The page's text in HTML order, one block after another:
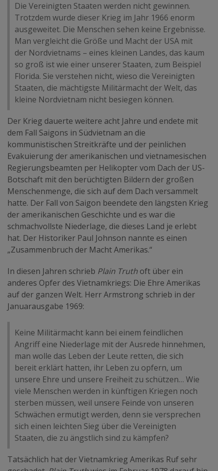
Die Vereinigten Staaten werden nicht gewinnen.
Trotzdem wurde dieser Krieg im Jahr 1966 enorm
ausgeweitet. Die Menschen sehen keine Ergebnisse.
Man vergleicht die Größe und Macht der USA mit
der Nordvietnams – eines kleinen Landes, das kaum
so groß ist wie einer unserer Staaten, zum Beispiel
Florida. Sie verstehen nicht, wieso die Vereinigten
Staaten, die mächtigste Militärmacht der Welt, das
kleine Nordvietnam nicht besiegen können.
Der Krieg dauerte weitere acht Jahre und endete mit
dem Fall Saigons in Südvietnam an die
kommunistischen Streitkräfte und der peinlichen
Evakuierung der amerikanischen und vietnamesischen
Regierungsbeamten per Helikopter vom Dach der US-
Botschaft mit den berüchtigten Bildern der großen
Menschenmenge, die sich auf dem Dach versammelt
hatte. Der Fall von Saigon beendete den längsten Krieg
der amerikanischen Geschichte und es war die
schmachvollste Niederlage, die dieses Land je erlebt
hat. Der Historiker Paul Johnson nannte es einen
„Zusammenbruch der Macht Amerikas.“
In diesen Jahren schrieb Plain Truth oft über ein
anderes Opfer des Vietnamkriegs: Die Ehre Amerikas
auf der ganzen Welt. Herr Armstrong schrieb in der
Januarausgabe 1969:
Keine Militärmacht kann bei einem feindlichen
Angriff eine Niederlage mit der Ausrede hinnehmen,
man wolle das Leben der Leute retten, die sich
bereit erklärt hatten, ihr Leben zu opfern, um
unsere Ehre und unsere Freiheit zu schützen… Wie
viele Menschen werden in künftigen Kriegen noch
sterben müssen, weil unsere Feinde von unseren
Schwächen ermutigt werden, denn sie versprechen
sich einen leichten Sieg über die Vereinigten
Staaten, die zu ängstlich sind zu kämpfen?
Tatsächlich hat der Vietnamkrieg Amerikas Ruf sehr